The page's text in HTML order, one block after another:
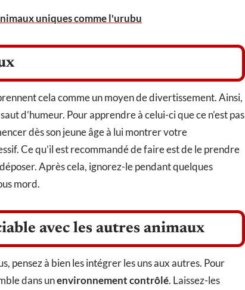
uniques comme l'urubu
cela comme un moyen de divertissement. Ainsi,
d’humeur. Pour apprendre à celui-ci que ce n’est pas
dès son jeune âge à lui montrer votre
Ce qu’il est recommandé de faire est de le prendre
Après cela, ignorez-le pendant quelques
mord.
avec les autres animaux
pensez à bien les intégrer les uns aux autres. Pour
dans unenvironnement contrôlé. Laissez-les